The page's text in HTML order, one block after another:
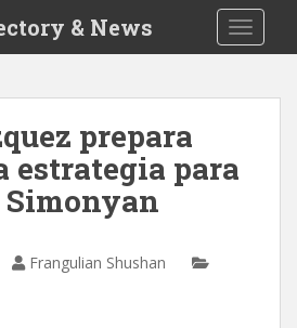
& News
prepara
estrategia para
Frangulian Shushan